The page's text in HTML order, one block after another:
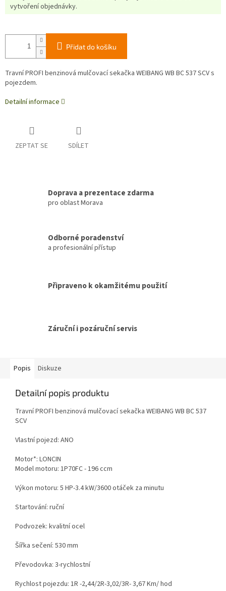
vytvoření objednávky.
Přidat do košíku
Travní PROFI benzinová mulčovací sekačka WEIBANG WB BC 537 SCV s
pojezdem.
Detailní informace
ZEPTAT SE SDÍLET
Doprava a prezentace zdarma
pro oblast Morava
Odborné poradenství
a profesionální přístup
Připraveno k okamžitému použití
Záruční i pozáruční servis
Popis Diskuze
Detailní popis produktu
Travní PROFI benzinová mulčovací sekačka WEIBANG WB BC 537
SCV
Vlastní pojezd: ANO
Motor*: LONCIN
Model motoru: 1P70FC - 196 ccm
Výkon motoru: 5 HP-3.4 kW/3600 otáček za minutu
Startování: ruční
Podvozek: kvalitní ocel
Šířka sečení: 530 mm
Převodovka: 3-rychlostní
Rychlost pojezdu: 1R -2,44/2R-3,02/3R- 3,67 Km/ hod